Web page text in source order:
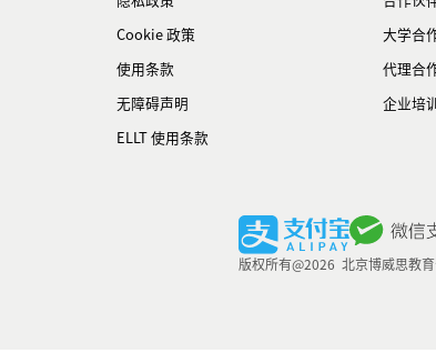
Cookie 政策
使用条款
无障碍声明
ELLT 使用条款
大学合
代理合
企业培训
版权所有@2026 北京博威思教